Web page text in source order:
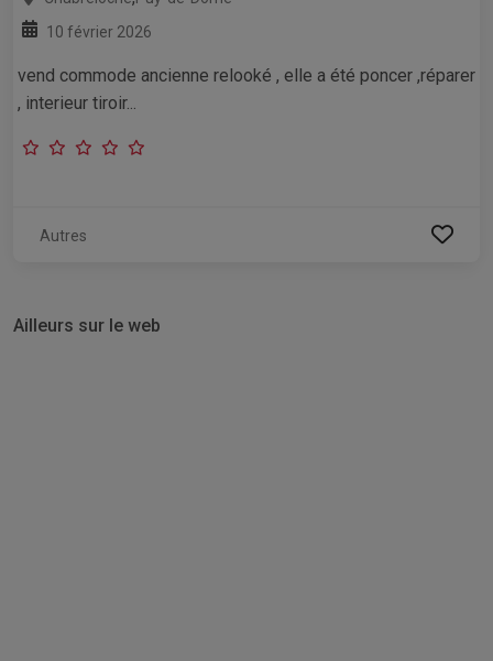
10 février 2026
vend commode ancienne relooké , elle a été poncer ,réparer
, interieur tiroir...
Autres
Ailleurs sur le web